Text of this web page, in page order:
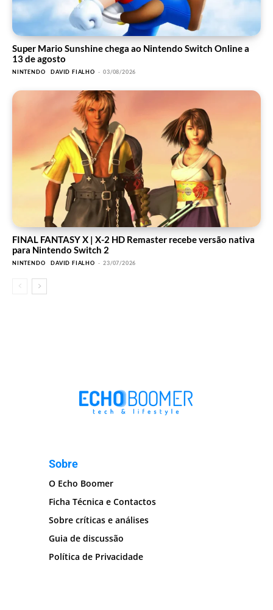
Super Mario Sunshine chega ao Nintendo Switch Online a
13 de agosto
NINTENDO DAVID FIALHO - 03/08/2026
FINAL FANTASY X | X-2 HD Remaster recebe versão nativa
para Nintendo Switch 2
NINTENDO DAVID FIALHO - 23/07/2026
Sobre
O Echo Boomer
Ficha Técnica e Contactos
Sobre críticas e análises
Guia de discussão
Política de Privacidade